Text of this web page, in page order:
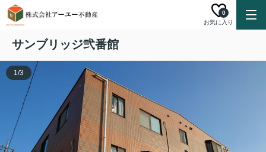
お気に入り
0
サンブリッジ弐番館
1/3